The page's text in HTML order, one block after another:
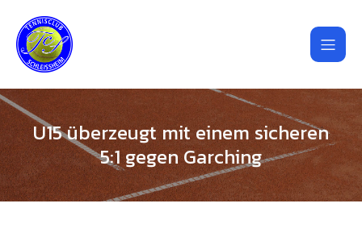
U15 überzeugt mit einem sicheren
5:1 gegen Garching